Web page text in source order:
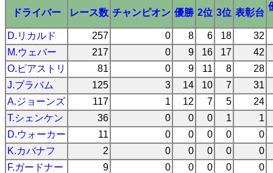
ドライバー レース数 チャンピオン 優勝 2位 3位 表彰台
D.リカルド 257 0 8 6 18
32
M.ウェバー
217 0 9 16 17
42
O.ピアストリ
81 0 9 11 8
28
J.ブラバム
125 3 14 10 7
31
A.ジョーンズ
117 1 12 7 5
24
T.シェンケン
36 0 0 0 1
1
D.ウォーカー
11 0 0 0 0
0
K.カバナフ
2 0 0 0 0
0
F.ガードナー
9 0 0 0 0
0